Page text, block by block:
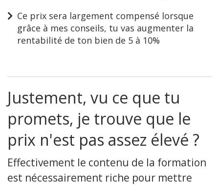
Ce prix sera largement compensé lorsque
grâce à mes conseils, tu vas augmenter la
rentabilité de ton bien de 5 à 10%
Justement, vu ce que tu
promets, je trouve que le
prix n'est pas assez élevé ?
Effectivement le contenu de la formation
est nécessairement riche pour mettre